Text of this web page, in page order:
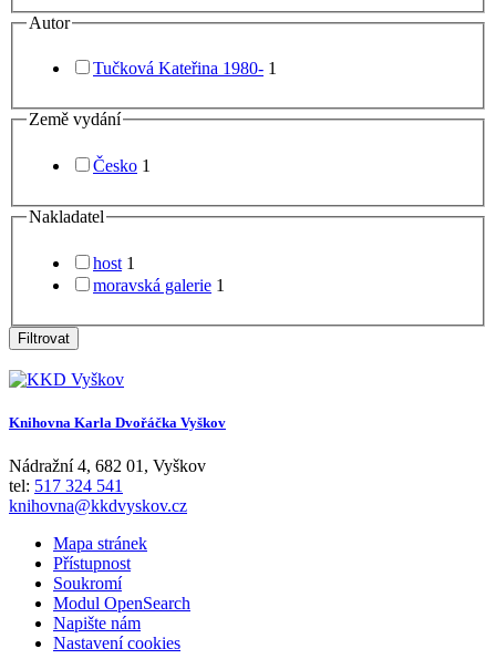
Autor
Tučková Kateřina 1980- 1
Země vydání
Česko 1
Nakladatel
host 1
moravská galerie 1
Filtrovat
Knihovna Karla Dvořáčka Vyškov
Nádražní 4, 682 01 , Vyškov
tel: 517 324 541
knihovna@kkdvyskov.cz
Mapa stránek
Přístupnost
Soukromí
Modul OpenSearch
Napište nám
Nastavení cookies